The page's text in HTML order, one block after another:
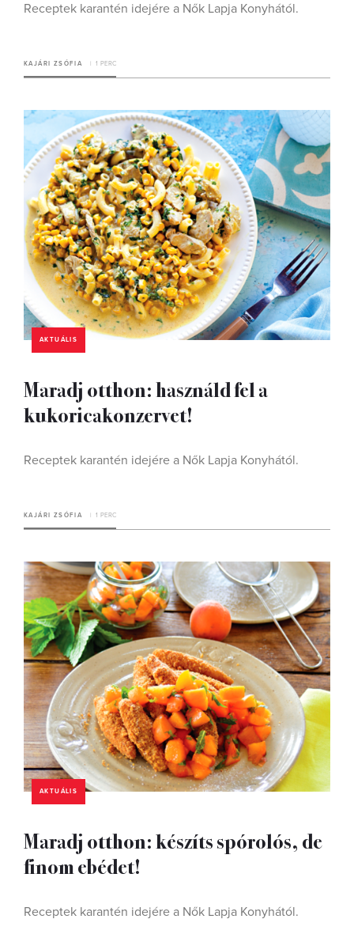
Receptek karantén idejére a Nők Lapja Konyhától.
KAJÁRI ZSÓFIA 1 PERC
AKTUÁLIS
Maradj otthon: használd fel a
kukoricakonzervet!
Receptek karantén idejére a Nők Lapja Konyhától.
KAJÁRI ZSÓFIA 1 PERC
AKTUÁLIS
Maradj otthon: készíts spórolós, de
finom ebédet!
Receptek karantén idejére a Nők Lapja Konyhától.